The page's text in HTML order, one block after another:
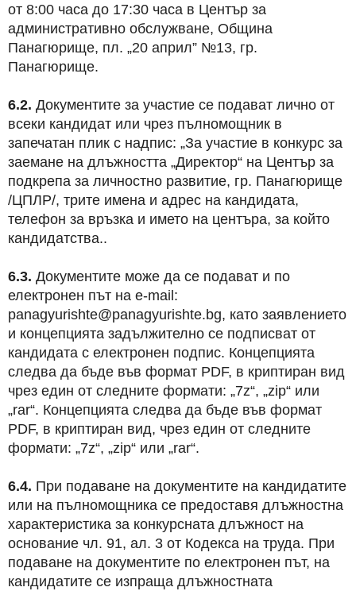
от 8:00 часа до 17:30 часа в Център за
административно обслужване, Община
Панагюрище, пл. „20 април” №13, гр.
Панагюрище.
6.2. Документите за участие се подават лично от
всеки кандидат или чрез пълномощник в
запечатан плик с надпис: „За участие в конкурс за
заемане на длъжността „Директор“ на Център за
подкрепа за личностно развитие, гр. Панагюрище
/ЦПЛР/, трите имена и адрес на кандидата,
телефон за връзка и името на центъра, за който
кандидатства..
6.3. Документите може да се подават и по
електронен път на e-mail:
panagyurishte@panagyurishte.bg, като заявлението
и концепцията задължително се подписват от
кандидата с електронен подпис. Концепцията
следва да бъде във формат PDF, в криптиран вид
чрез един от следните формати: „7z“, „zip“ или
„rar“. Концепцията следва да бъде във формат
PDF, в криптиран вид, чрез един от следните
формати: „7z“, „zip“ или „rar“.
6.4. При подаване на документите на кандидатите
или на пълномощника се предоставя длъжностна
характеристика за конкурсната длъжност на
основание чл. 91, ал. 3 от Кодекса на труда. При
подаване на документите по електронен път, на
кандидатите се изпраща длъжностната